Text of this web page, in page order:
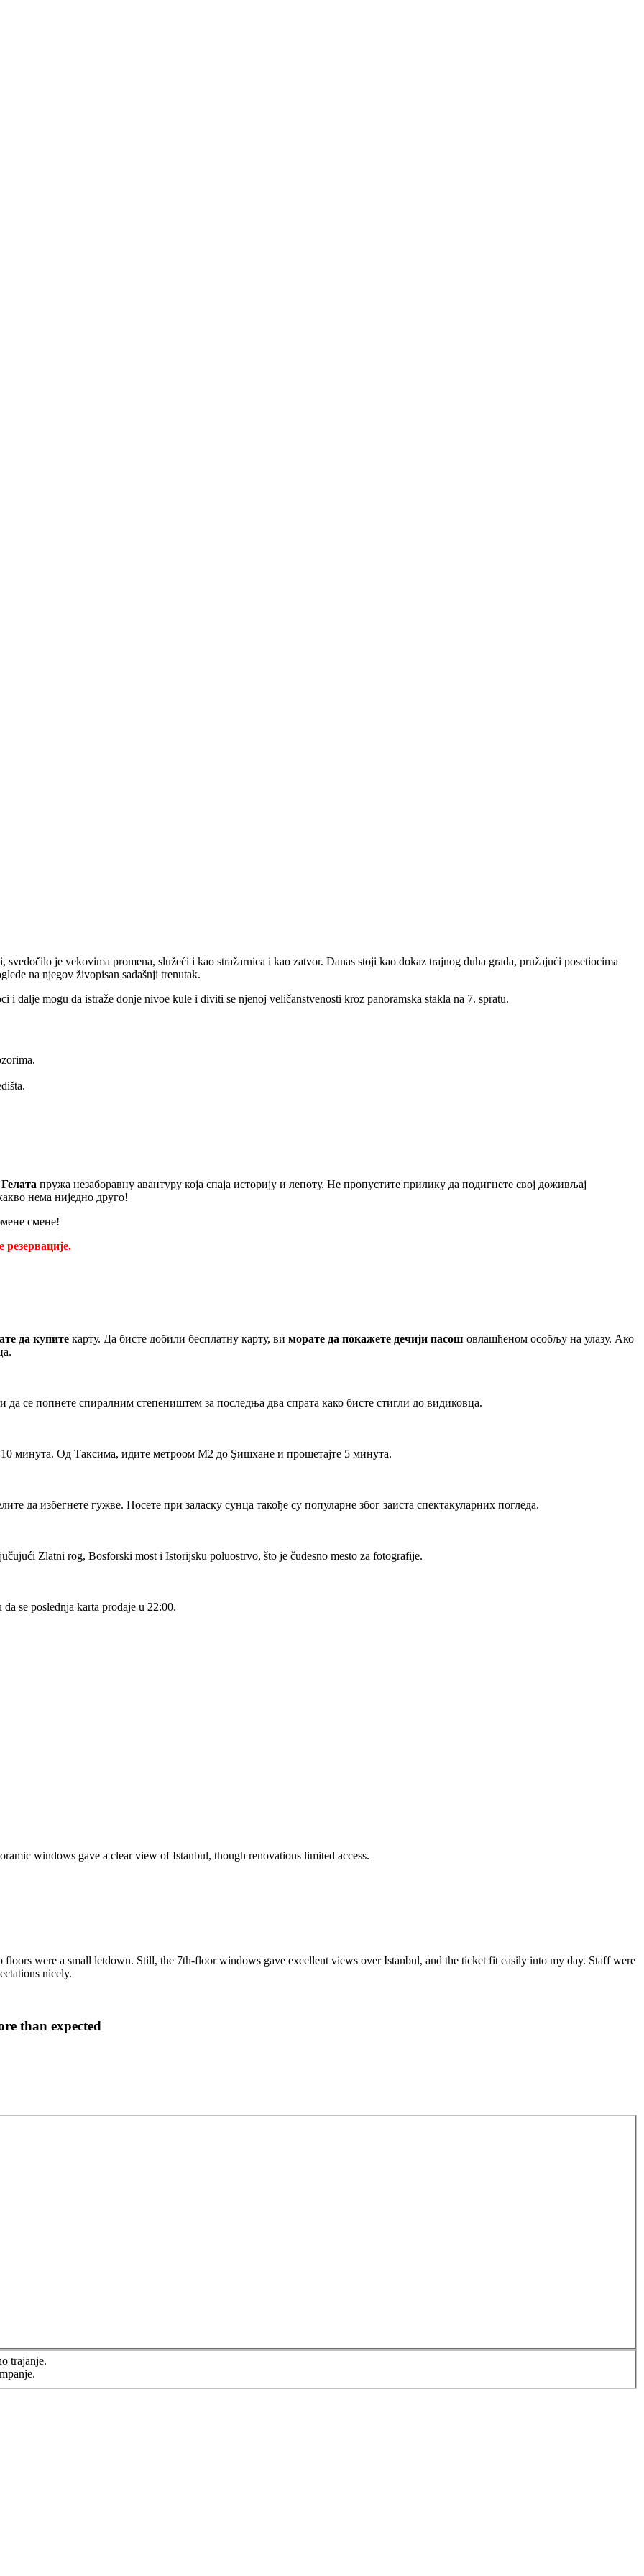
je vekovima promena, služeći i kao stražarnica i kao zatvor. Danas stoji kao dokaz trajnog duha grada, pružajući posetiocima
na njegov živopisan sadašnji trenutak.
dalje mogu da istraže donje nivoe kule i diviti se njenoj veličanstvenosti kroz panoramska stakla na 7. spratu.
пружа незаборавну авантуру која спаја историју и лепоту. Не пропустите прилику да подигнете свој доживљај
нема ниједно друго!
смене!
резервације.
да купите карту. Да бисте добили бесплатну карту, ви морате да покажете дечији пасош овлашћеном особљу на улазу. Ако
да се попнете спиралним степеништем за последња два спрата како бисте стигли до видиковца.
минута. Од Таксима, идите метроом М2 до Şишхане и прошетајте 5 минута.
да избегнете гужве. Посете при заласку сунца такође су популарне због заиста спектакуларних погледа.
Zlatni rog, Bosforski most i Istorijsku poluostrvo, što je čudesno mesto za fotografije.
se poslednja karta prodaje u 22:00.
windows gave a clear view of Istanbul, though renovations limited access.
were a small letdown. Still, the 7th-floor windows gave excellent views over Istanbul, and the ticket fit easily into my day. Staff were
nicely.
than expected
trajanje.